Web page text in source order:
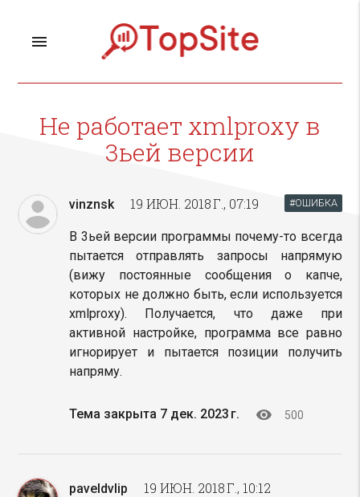
menu
Не работает xmlproxy в
3ьей версии
vinznsk 19 ИЮН. 2018 Г., 07:19 #ОШИБКА
В 3ьей версии программы почему-то всегда
пытается отправлять запросы напрямую
(вижу постоянные сообщения о капче,
которых не должно быть, если используется
xmlproxy). Получается, что даже при
активной настройке, программа все равно
игнорирует и пытается позиции получить
напряму.
Тема закрыта 7 дек. 2023 г. visibility 500
paveldvlip 19 ИЮН. 2018 Г., 10:12